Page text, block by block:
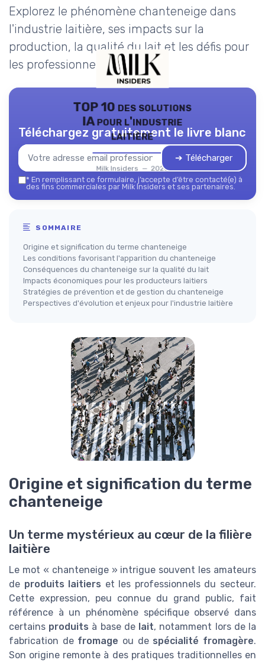
Explorez le phénomène chanteneige dans
l'industrie laitière, ses impacts sur la
production, la qualité du lait et les défis pour
les professionnels du secteur.
TOP 10 des solutions
IA pour l'industrie
laitière
Milk Insiders — 2026
Téléchargez gratuitement le livre blanc
➔ Télécharger
* En remplissant ce formulaire, j’accepte d’être contacté(e) à
des fins commerciales par Milk Insiders et ses partenaires.
SOMMAIRE
Origine et signification du terme chanteneige
Les conditions favorisant l'apparition du chanteneige
Conséquences du chanteneige sur la qualité du lait
Impacts économiques pour les producteurs laitiers
Stratégies de prévention et de gestion du chanteneige
Perspectives d'évolution et enjeux pour l'industrie laitière
Origine et signification du terme
chanteneige
Un terme mystérieux au cœur de la filière
laitière
Le mot « chanteneige » intrigue souvent les amateurs
de produits laitiers et les professionnels du secteur.
Cette expression, peu connue du grand public, fait
référence à un phénomène spécifique observé dans
certains produits à base de lait, notamment lors de la
fabrication de fromage ou de spécialité fromagère.
Son origine remonte à des pratiques traditionnelles en